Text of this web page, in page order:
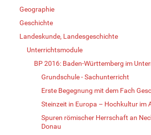
Geographie
Geschichte
Landeskunde, Landesgeschichte
Unterrichtsmodule
BP 2016: Baden-Württemberg im
Grundschule - Sachunterricht
Erste Begegnung mit dem Fach
Steinzeit in Europa – Hochkultur im
Spuren römischer Herrschaft an
Donau